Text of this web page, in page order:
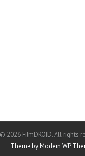
© 2026 FilmDROID. All rights
Theme by Modern WP